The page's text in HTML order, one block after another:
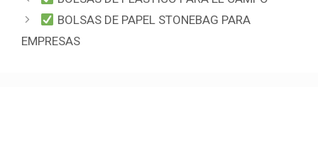
BOLSAS DE PAPEL STONEBAG PARA
EMPRESAS